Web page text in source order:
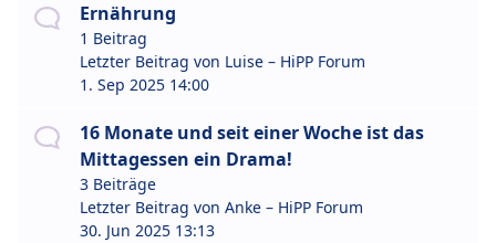
Ernährung
1 Beitrag
Letzter Beitrag von Luise – HiPP Forum
1. Sep 2025 14:00
16 Monate und seit einer Woche ist das
Mittagessen ein Drama!
3 Beiträge
Letzter Beitrag von Anke – HiPP Forum
30. Jun 2025 13:13